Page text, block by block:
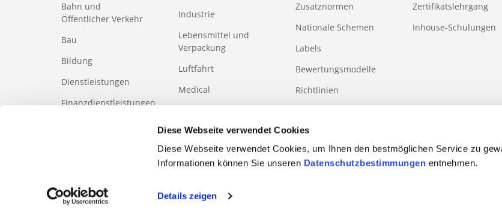
Diese Webseite verwendet Cookies
Diese Webseite verwendet Cookies, um Ihnen den bestmöglichen Service zu
Informationen können Sie unseren Datenschutzbestimmungen entnehmen.
Details zeigen
Bahn und
Öffentlicher Verkehr
Bau
Bildung
Dienstleistungen
Finanzdienstleistungen
Industrie
Lebensmittel und
Verpackung
Luftfahrt
Medical
Tourismus
Zusatznormen
Nationale Schemen
Labels
Bewertungsmodelle
Richtlinien
Zertifikatslehrgang
Inhouse-Schulungen